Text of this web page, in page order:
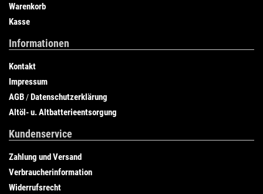
Warenkorb
Kasse
Informationen
Kontakt
Impressum
AGB /Datenschutzerklärung
Altöl- u. Altbatterieentsorgung
Kundenservice
Zahlung und Versand
Verbraucherinformation
Widerrufsrecht